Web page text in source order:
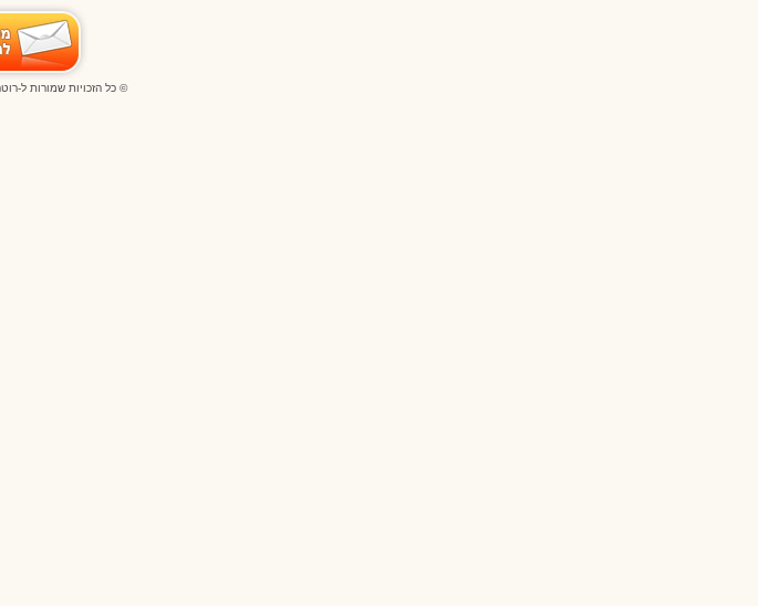
© כל הזכויות שמורות ל-